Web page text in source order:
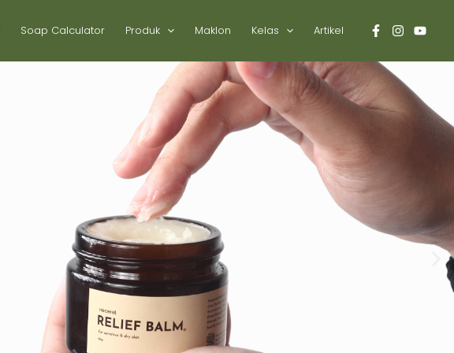
Soap Calculator Produk Maklon Kelas Artikel